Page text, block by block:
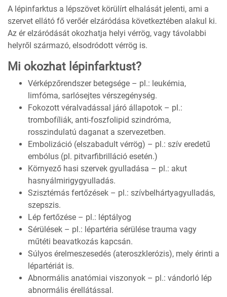
A lépinfarktus a lépszövet körülírt elhalását jelenti, ami a
szervet ellátó fő verőér elzáródása következtében alakul ki.
Az ér elzáródását okozhatja helyi vérrög, vagy távolabbi
helyről származó, elsodródott vérrög is.
Mi okozhat lépinfarktust?
Vérképzőrendszer betegsége – pl.: leukémia,
limfóma, sarlósejtes vérszegénység.
Fokozott véralvadással járó állapotok – pl.:
trombofíliák, anti-foszfolipid szindróma,
rosszindulatú daganat a szervezetben.
Embolizáció (elszabadult vérrög) – pl.: szív eredetű
embólus (pl. pitvarfibrilláció esetén.)
Környező hasi szervek gyulladása – pl.: akut
hasnyálmirigygyulladás.
Szisztémás fertőzések – pl.: szívbelhártyagyulladás,
szepszis.
Lép fertőzése – pl.: léptályog
Sérülések – pl.: lépartéria sérülése trauma vagy
műtéti beavatkozás kapcsán.
Súlyos érelmeszesedés (ateroszklerózis), mely érinti a
lépartériát is.
Abnormális anatómiai viszonyok – pl.: vándorló lép
abnormális érellátással.